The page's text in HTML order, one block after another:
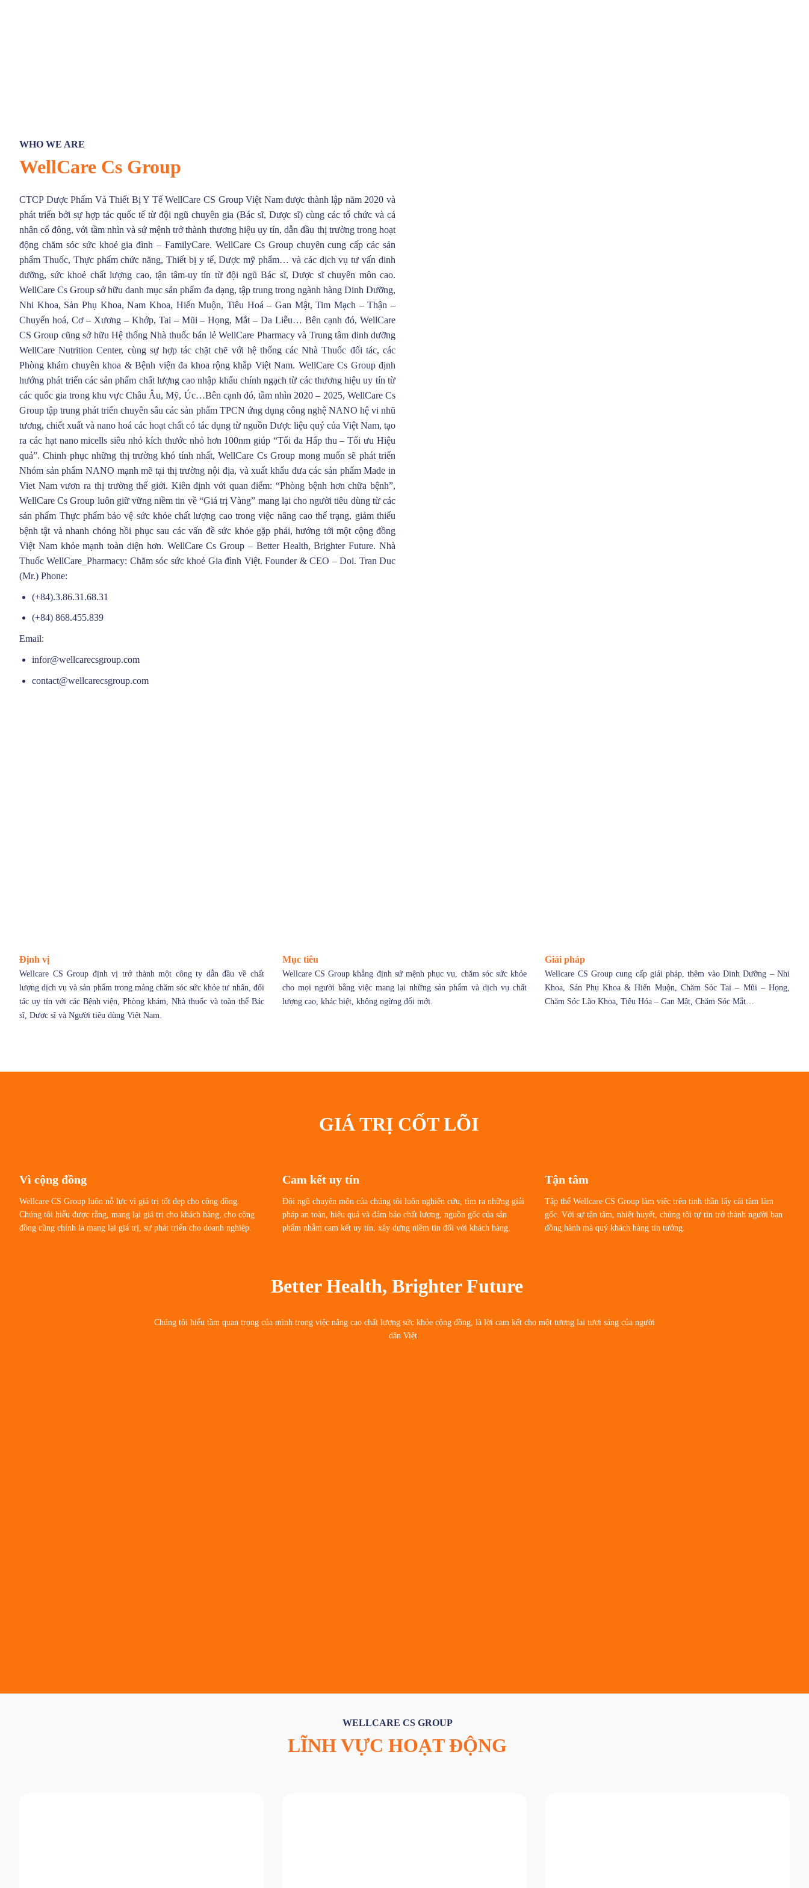
WHO WE ARE
WellCare Cs Group
CTCP Dược Phẩm Và Thiết Bị Y Tế WellCare CS Group Việt Nam được thành lập năm 2020 và
phát triển bởi sự hợp tác quốc tế từ đội ngũ chuyên gia (Bác sĩ, Dược sĩ) cùng các tổ chức và cá
nhân cổ đông, với tầm nhìn và sứ mệnh trở thành thương hiệu uy tín, dẫn đầu thị trường trong hoạt
động chăm sóc sức khoẻ gia đình – FamilyCare. WellCare Cs Group chuyên cung cấp các sản
phẩm Thuốc, Thực phẩm chức năng, Thiết bị y tế, Dược mỹ phẩm… và các dịch vụ tư vấn dinh
dưỡng, sức khoẻ chất lượng cao, tận tâm-uy tín từ đội ngũ Bác sĩ, Dược sĩ chuyên môn cao.
WellCare Cs Group sở hữu danh mục sản phẩm đa dạng, tập trung trong ngành hàng Dinh Dưỡng,
Nhi Khoa, Sản Phụ Khoa, Nam Khoa, Hiến Muộn, Tiêu Hoá – Gan Mật, Tim Mạch – Thận –
Chuyển hoá, Cơ – Xương – Khớp, Tai – Mũi – Họng, Mắt – Da Liễu… Bên cạnh đó, WellCare
CS Group cũng sở hữu Hệ thống Nhà thuốc bán lẻ WellCare Pharmacy và Trung tâm dinh dưỡng
WellCare Nutrition Center, cùng sự hợp tác chặt chẽ với hệ thống các Nhà Thuốc đối tác, các
Phòng khám chuyên khoa & Bệnh viện đa khoa rộng khắp Việt Nam. WellCare Cs Group định
hướng phát triển các sản phẩm chất lượng cao nhập khẩu chính ngạch từ các thương hiệu uy tín từ
các quốc gia trong khu vực Châu Âu, Mỹ, Úc…Bên cạnh đó, tầm nhìn 2020 – 2025, WellCare Cs
Group tập trung phát triển chuyên sâu các sản phẩm TPCN ứng dụng công nghệ NANO hệ vi nhũ
tương, chiết xuất và nano hoá các hoạt chất có tác dụng từ nguồn Dược liệu quý của Việt Nam, tạo
ra các hạt nano micells siêu nhỏ kích thước nhỏ hơn 100nm giúp “Tối đa Hấp thu – Tối ưu Hiệu
quả”. Chinh phục những thị trường khó tính nhất, WellCare Cs Group mong muốn sẽ phát triển
Nhóm sản phẩm NANO mạnh mẽ tại thị trường nội địa, và xuất khẩu đưa các sản phẩm Made in
Viet Nam vươn ra thị trường thế giới. Kiên định với quan điểm: “Phòng bệnh hơn chữa bệnh”,
WellCare Cs Group luôn giữ vững niềm tin về “Giá trị Vàng” mang lại cho người tiêu dùng từ các
sản phẩm Thực phẩm bảo vệ sức khỏe chất lượng cao trong việc nâng cao thể trạng, giảm thiểu
bệnh tật và nhanh chóng hồi phục sau các vấn đề sức khỏe gặp phải, hướng tới một cộng đồng
Việt Nam khỏe mạnh toàn diện hơn. WellCare Cs Group – Better Health, Brighter Future. Nhà
Thuốc WellCare_Pharmacy: Chăm sóc sức khoẻ Gia đình Việt. Founder & CEO – Doi. Tran Duc
(Mr.) Phone:
(+84).3.86.31.68.31
(+84) 868.455.839
Email:
infor@wellcarecsgroup.com
contact@wellcarecsgroup.com
Định vị
Wellcare CS Group định vị trở thành một công ty dẫn đầu về chất
lượng dịch vụ và sản phẩm trong mảng chăm sóc sức khỏe tư nhân, đối
tác uy tín với các Bệnh viện, Phòng khám, Nhà thuốc và toàn thể Bác
sĩ, Dược sĩ và Người tiêu dùng Việt Nam.
Mục tiêu
Wellcare CS Group khẳng định sứ mệnh phục vụ, chăm sóc sức khỏe
cho mọi người bằng việc mang lại những sản phẩm và dịch vụ chất
lượng cao, khác biệt, không ngừng đổi mới.
Giải pháp
Wellcare CS Groupcung cấp giải pháp, thêm vào Dinh Dưỡng – Nhi
Khoa, Sản Phụ Khoa & Hiến Muộn, Chăm Sóc Tai – Mũi – Họng,
Chăm Sóc Lão Khoa, Tiêu Hóa – Gan Mật, Chăm Sóc Mắt…
GIÁ TRỊ CỐT LÕI
Vì cộng đồng
Wellcare CS Group luôn nỗ lực vì giá trị tốt đẹp cho cộng đồng.
Chúng tôi hiểu được rằng, mang lại giá trị cho khách hàng, cho cộng
đồng cũng chính là mang lại giá trị, sự phát triển cho doanh nghiệp.
Cam kết uy tín
Đội ngũ chuyên môn của chúng tôi luôn nghiên cứu, tìm ra những giải
pháp an toàn, hiệu quả và đảm bảo chất lượng, nguồn gốc của sản
phẩm nhằm cam kết uy tín, xây dựng niềm tin đối với khách hàng.
Tận tâm
Tập thể Wellcare CS Group làm việc trên tinh thần lấy cái tâm làm
gốc. Với sự tận tâm, nhiệt huyết, chúng tôi tự tin trở thành người bạn
đồng hành mà quý khách hàng tin tưởng.
Better Health, Brighter Future
Chúng tôi hiểu tầm quan trọng của mình trong việc nâng cao chất lượng sức khỏe cộng đồng, là lời cam kết cho một tương lai tươi sáng của người
dân Việt.
WELLCARE CS GROUP
LĨNH VỰC HOẠT ĐỘNG